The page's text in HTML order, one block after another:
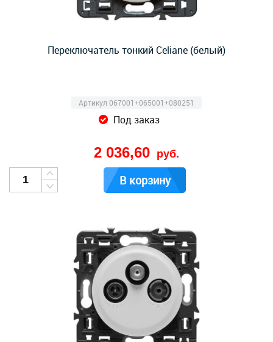
Переключатель тонкий Celiane (белый)
Артикул 067001+065001+080251
Под заказ
2 036,60 руб.
В корзину